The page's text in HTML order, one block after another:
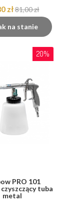
zł81,00 zł
na stanie
20%
PRO 101
tuba
metal